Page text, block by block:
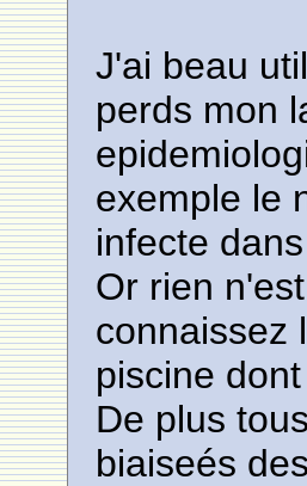
J'ai beau
perds mon
exemple le
infecte
Or rien
connaissez
piscine
De plus
biaiseés